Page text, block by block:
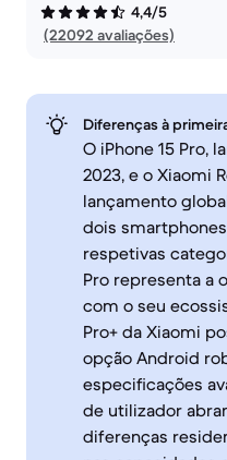
4,4/5
(22092 avaliações)
Diferenças à
O iPhone 15 Pro,
2023, e o Xiaomi
lançamento
dois
respetivas
Pro representa a
com o seu
Pro+ da Xiaomi
opção Android
especificações
de utilizador
diferenças